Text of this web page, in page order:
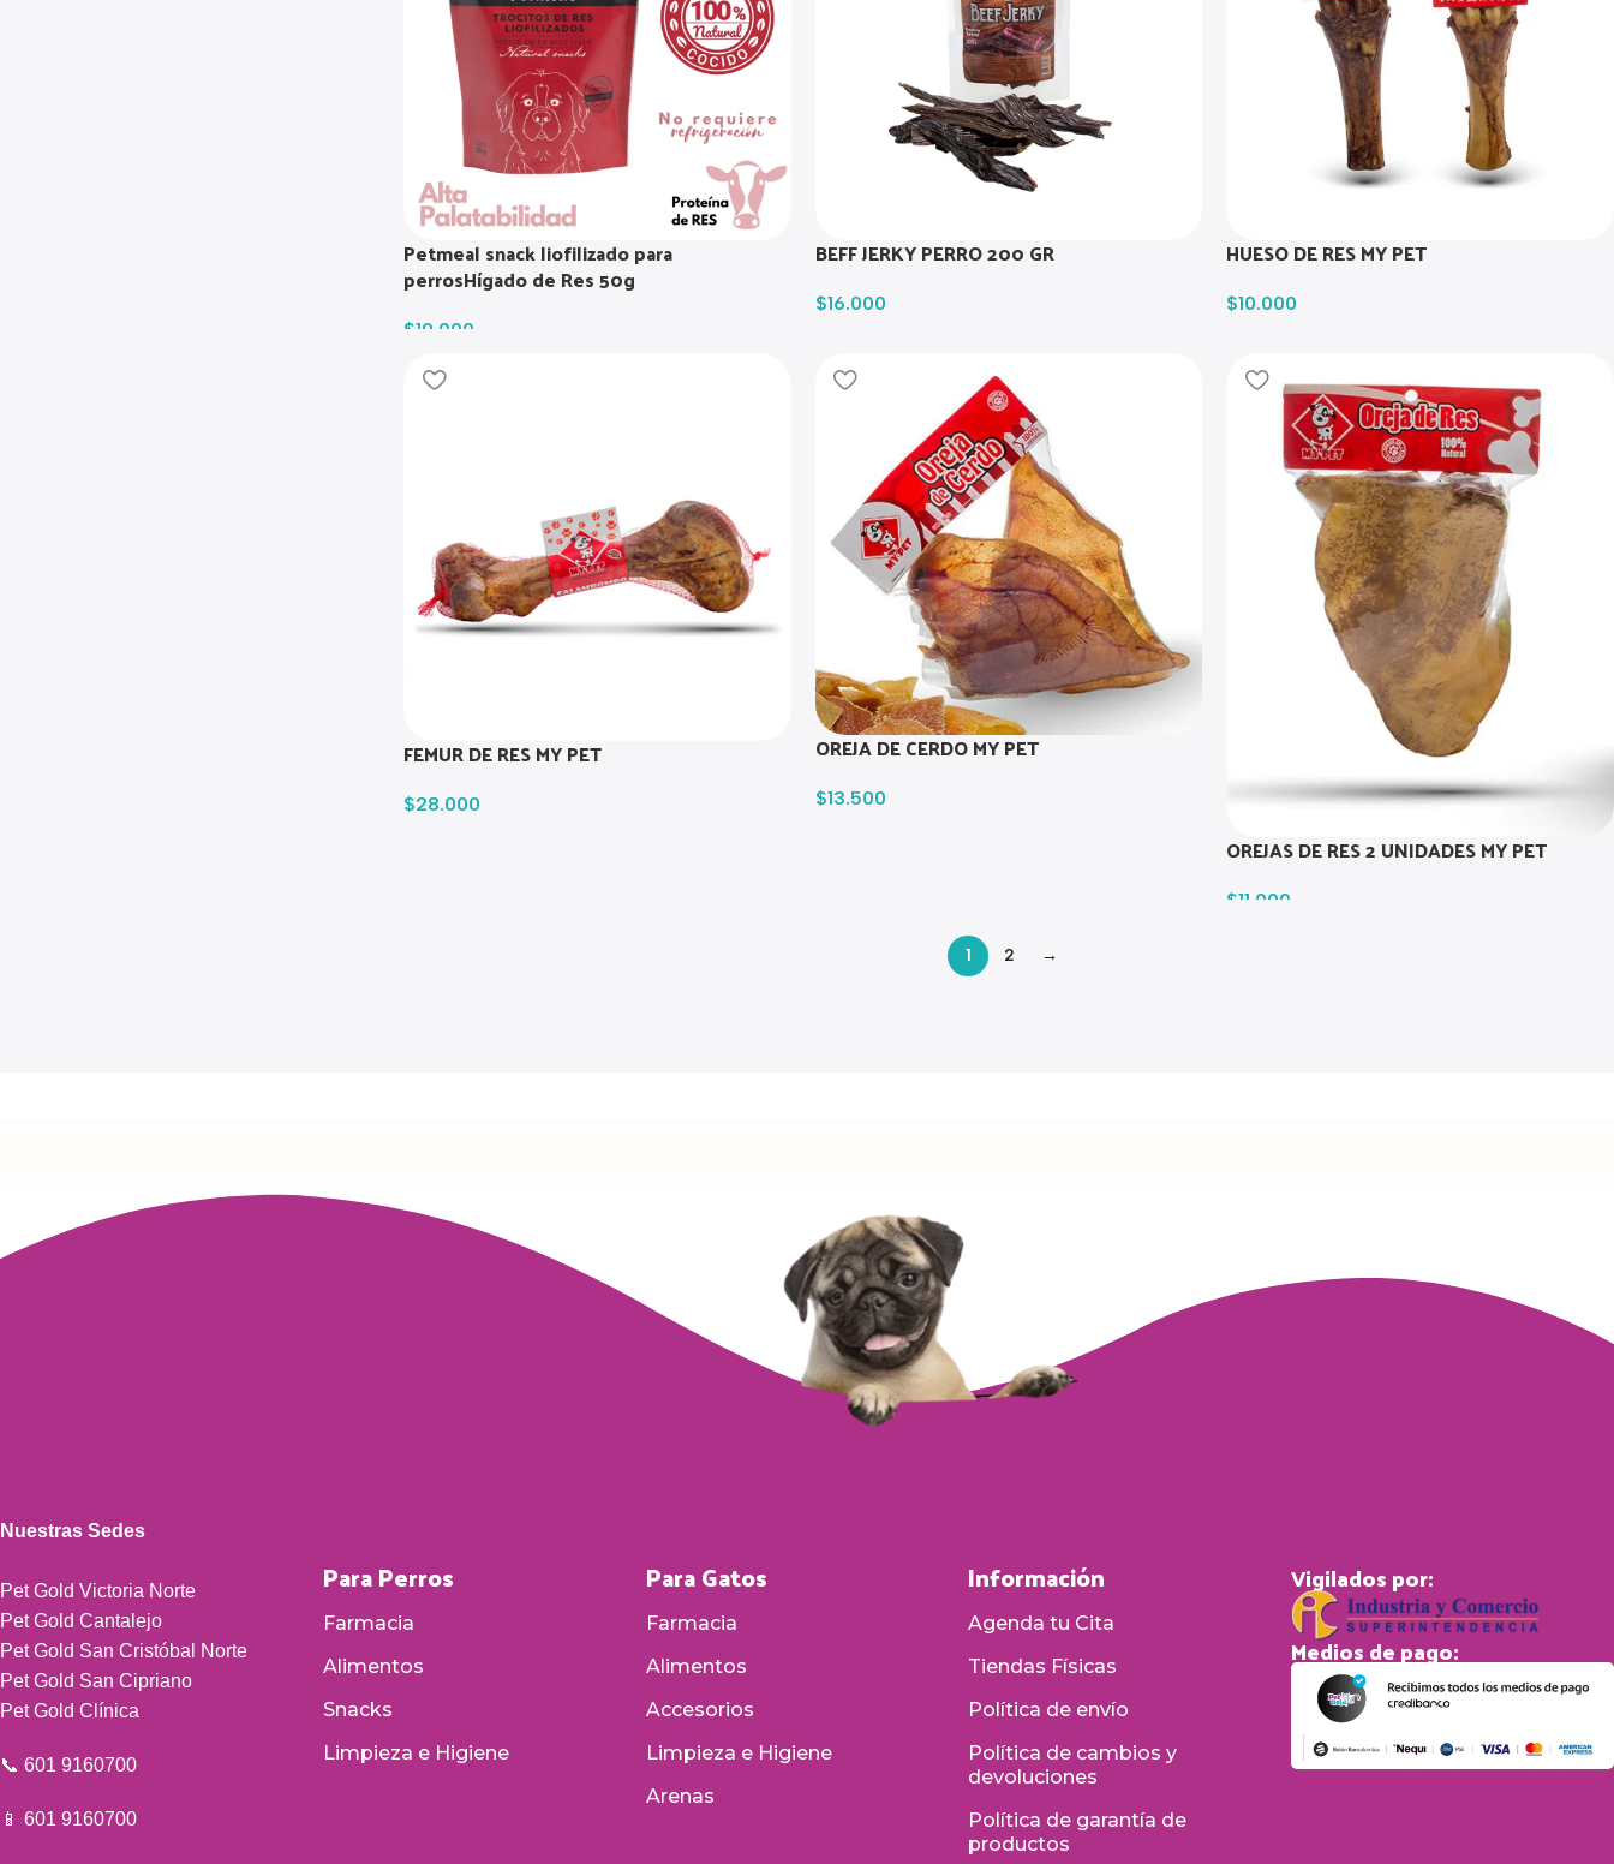
Petmeal snack liofilizado para
perrosHígado de Res 50g
$19.000
BEFF JERKY PERRO 200 GR
$16.000
HUESO DE RES MY PET
$10.000
FEMUR DE RES MY PET
$28.000
OREJA DE CERDO MY PET
$13.500
OREJAS DE RES 2 UNIDADES MY PET
$11.000
1 2 →
Nuestras Sedes
Pet Gold Victoria Norte
Pet Gold Cantalejo
Pet Gold San Cristóbal Norte
Pet Gold San Cipriano
Pet Gold Clínica
📞 601 9160700
📱 601 9160700
Para Perros
Farmacia
Alimentos
Snacks
Limpieza e Higiene
Para Gatos
Farmacia
Alimentos
Accesorios
Limpieza e Higiene
Arenas
Información
Agenda tu Cita
Tiendas Físicas
Política de envío
Política de cambios y
devoluciones
Política de garantía de
productos
Vigilados por:
Medios de pago: